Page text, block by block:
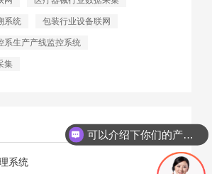
系统 包装行业设备联网
系生产产线监控系统
集
系统
可以介绍下你们的产品么